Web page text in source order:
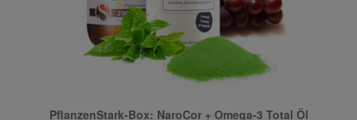
PflanzenStark-Box: NaroCor + Omega-3 Total Öl